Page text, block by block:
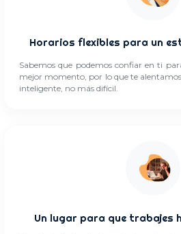
Horarios flexibles para un
Sabemos que podemos confiar en ti
mejor momento, por lo que te
inteligente, no más difícil.
Un lugar para que trabajes